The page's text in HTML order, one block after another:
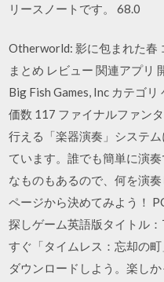
リースノートです。 68.0
Otherworld: 影に包まれた春
まとめ レビュー 関連アプリ
Big Fish Games, Inc カテゴ
価数 117 ファイナルファン
行える「楽器演奏」システ
ています。誰でも簡単に演
なものもあるので、何を演
ページから決めてみよう！
探しゲーム英語版タイトル
すぐ「タイムレス：忘却の
ダウンロードしよう。楽し